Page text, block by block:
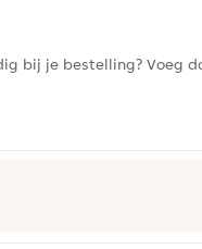
bij je bestelling? Voeg